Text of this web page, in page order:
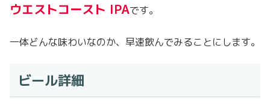
ウエストコースト IPAです。
一体どんな味わいなのか、早速飲んでみることにします。
ビール詳細